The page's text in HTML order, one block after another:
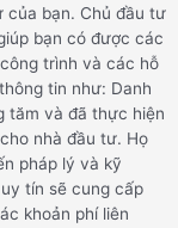
của bạn. Chủ đầu tư
bạn có được các
trình và các hỗ
tin như: Danh
tăm và đã thực hiện
nhà đầu tư. Họ
pháp lý và kỹ
tín sẽ cung cấp
khoản phí liên